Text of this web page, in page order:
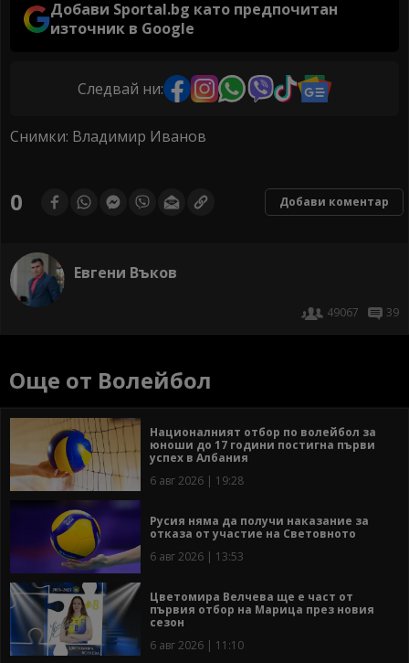
Добави Sportal.bg като предпочитан
източник в Google
Следвай ни:
Снимки: Владимир Иванов
0 Добави коментар
Евгени Въков
49067 39
Още от Волейбол
Националният отбор по волейбол за
юноши до 17 години постигна първи
успех в Албания
6 авг 2026 | 19:28
Русия няма да получи наказание за
отказа от участие на Световното
6 авг 2026 | 13:53
Цветомира Велчева ще е част от
първия отбор на Марица през новия
сезон
6 авг 2026 | 11:10